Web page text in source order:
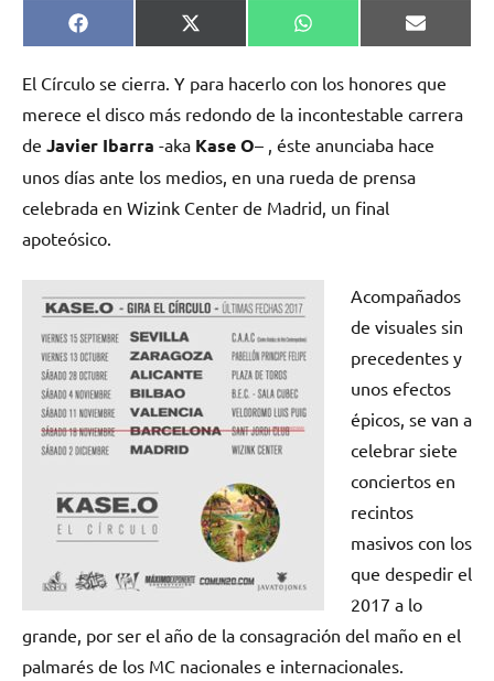
Compartir
en
Facebook
Compartir
en
X
(Twitter)
Compartir
en
WhatsApp
en
Email
El Círculo se cierra. Y para hacerlo con los honores que
merece el disco más redondo de la incontestable carrera
de Javier Ibarra -aka Kase O– , éste anunciaba hace
unos días ante los medios, en una rueda de prensa
celebrada en Wizink Center de Madrid, un final
apoteósico.
Acompañados
de visuales sin
precedentes y
unos efectos
épicos, se van a
celebrar siete
conciertos en
recintos
masivos con los
que despedir el
2017 a lo
grande, por ser el año de la consagración del maño en el
palmarés de los MC nacionales e internacionales.